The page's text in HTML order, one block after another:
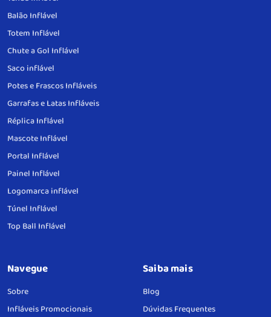
Balão Inflável
Totem Inflável
Chute a Gol Inflável
Saco inflável
Potes e Frascos Infláveis
Garrafas e Latas Infláveis
Réplica Inflável
Mascote Inflável
Portal Inflável
Painel Inflável
Logomarca inflável
Túnel Inflável
Top Ball Inflável
Navegue
Sobre
Infláveis Promocionais
Saiba mais
Blog
Dúvidas Frequentes